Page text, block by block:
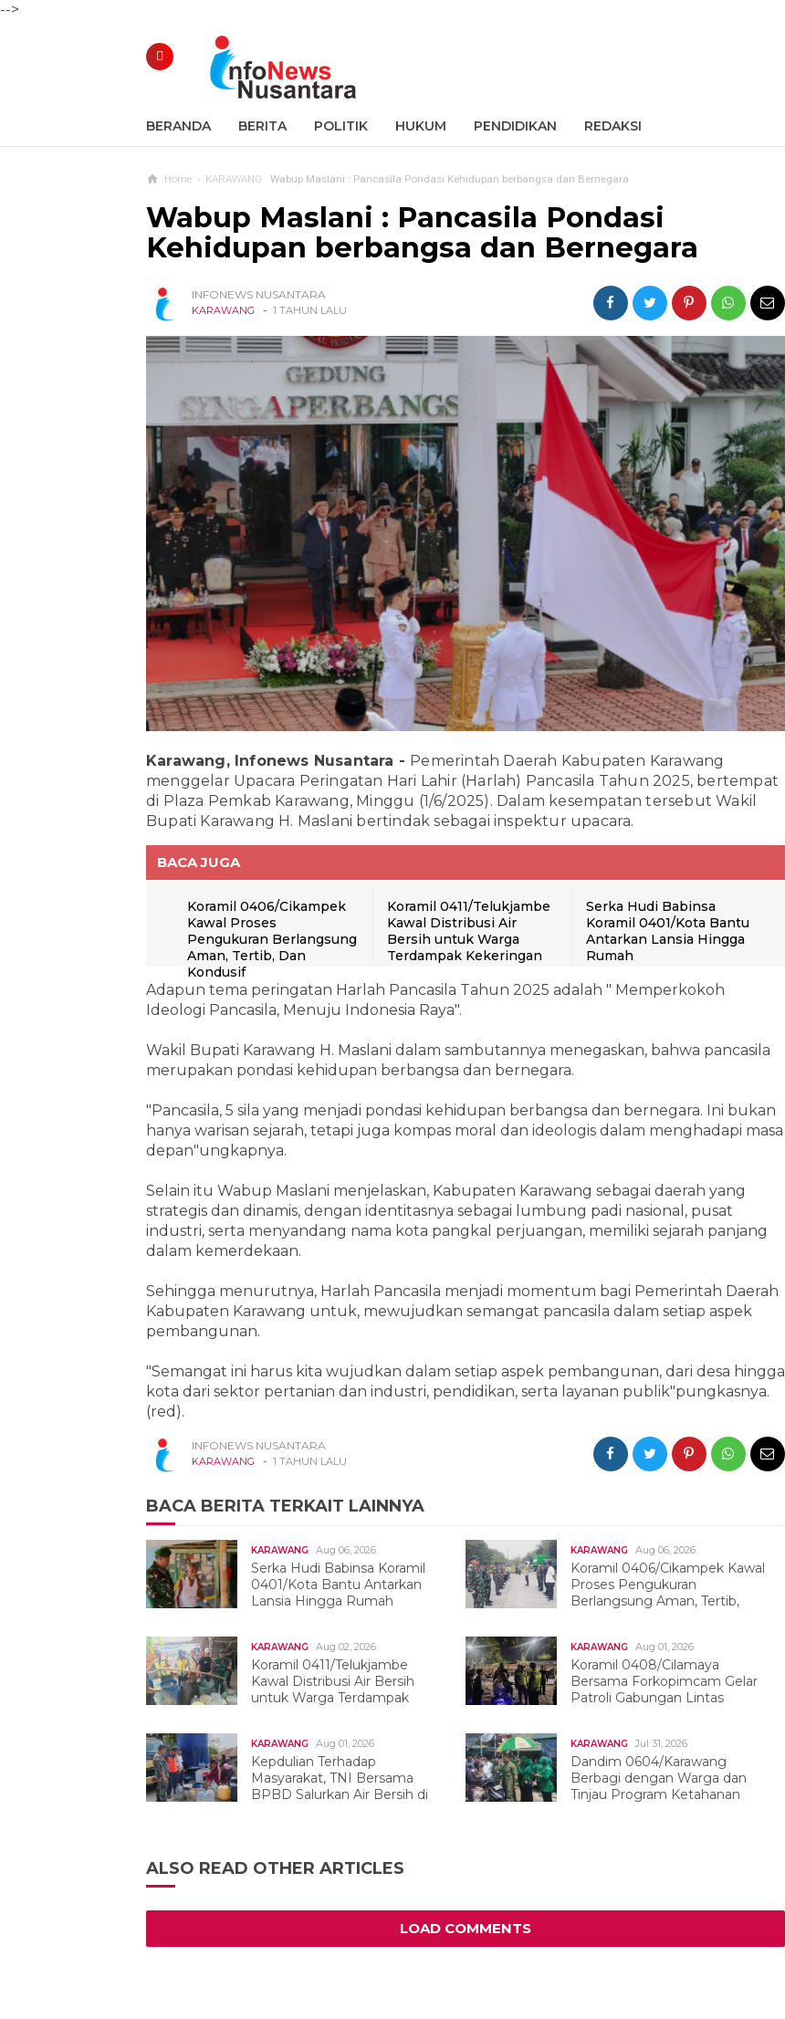
-->
BERANDA BERITA POLITIK HUKUM PENDIDIKAN REDAKSI
Home › KARAWANG Wabup Maslani : Pancasila Pondasi Kehidupan berbangsa dan Bernegara
Wabup Maslani : Pancasila Pondasi
Kehidupan berbangsa dan Bernegara
INFONEWS NUSANTARA
KARAWANG - 1 TAHUN LALU
Karawang, Infonews Nusantara - Pemerintah Daerah Kabupaten Karawang
menggelar Upacara Peringatan Hari Lahir (Harlah) Pancasila Tahun 2025, bertempat
di Plaza Pemkab Karawang, Minggu (1/6/2025). Dalam kesempatan tersebut Wakil
Bupati Karawang H. Maslani bertindak sebagai inspektur upacara.
BACA JUGA
Koramil 0406/Cikampek
Kawal Proses
Pengukuran Berlangsung
Aman, Tertib, Dan
Kondusif
Koramil 0411/Telukjambe
Kawal Distribusi Air
Bersih untuk Warga
Terdampak Kekeringan
Serka Hudi Babinsa
Koramil 0401/Kota Bantu
Antarkan Lansia Hingga
Rumah
Adapun tema peringatan Harlah Pancasila Tahun 2025 adalah " Memperkokoh
Ideologi Pancasila, Menuju Indonesia Raya".
Wakil Bupati Karawang H. Maslani dalam sambutannya menegaskan, bahwa pancasila
merupakan pondasi kehidupan berbangsa dan bernegara.
"Pancasila, 5 sila yang menjadi pondasi kehidupan berbangsa dan bernegara. Ini bukan
hanya warisan sejarah, tetapi juga kompas moral dan ideologis dalam menghadapi masa
depan"ungkapnya.
Selain itu Wabup Maslani menjelaskan, Kabupaten Karawang sebagai daerah yang
strategis dan dinamis, dengan identitasnya sebagai lumbung padi nasional, pusat
industri, serta menyandang nama kota pangkal perjuangan, memiliki sejarah panjang
dalam kemerdekaan.
Sehingga menurutnya, Harlah Pancasila menjadi momentum bagi Pemerintah Daerah
Kabupaten Karawang untuk, mewujudkan semangat pancasila dalam setiap aspek
pembangunan.
"Semangat ini harus kita wujudkan dalam setiap aspek pembangunan, dari desa hingga
kota dari sektor pertanian dan industri, pendidikan, serta layanan publik"pungkasnya.
(red).
INFONEWS NUSANTARA
KARAWANG - 1 TAHUN LALU
BACA BERITA TERKAIT LAINNYA
KARAWANG Aug 06, 2026
Serka Hudi Babinsa Koramil
0401/Kota Bantu Antarkan
Lansia Hingga Rumah
KARAWANG Aug 06, 2026
Koramil 0406/Cikampek Kawal
Proses Pengukuran
Berlangsung Aman, Tertib,
KARAWANG Aug 02, 2026
Koramil 0411/Telukjambe
Kawal Distribusi Air Bersih
untuk Warga Terdampak
KARAWANG Aug 01, 2026
Koramil 0408/Cilamaya
Bersama Forkopimcam Gelar
Patroli Gabungan Lintas
KARAWANG Aug 01, 2026
Kepdulian Terhadap
Masyarakat, TNI Bersama
BPBD Salurkan Air Bersih di
KARAWANG Jul 31, 2026
Dandim 0604/Karawang
Berbagi dengan Warga dan
Tinjau Program Ketahanan
ALSO READ OTHER ARTICLES
LOAD COMMENTS